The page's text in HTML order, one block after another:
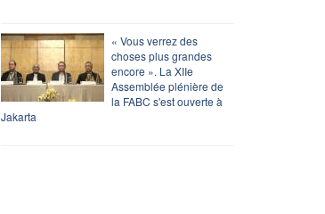
« Vous verrez des
choses plus grandes
encore ». La XIIe
Assemblée plénière de
la FABC s'est ouverte à
Jakarta